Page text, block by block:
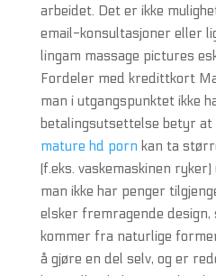
arbeidet. Det er ikke
email-konsultasjoner eller
lingam massage pictures
Fordeler med kredittkort
man i utgangspunktet ikke
betalingsutsettelse betyr at
mature hd porn kan ta
(f.eks. vaskemaskinen
man ikke har penger
elsker fremragende design,
kommer fra naturlige
å gjøre en del selv, og er